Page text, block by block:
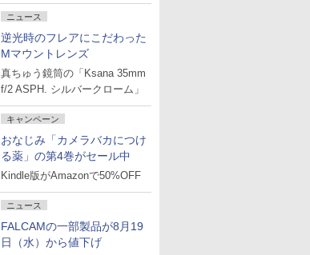
ニュース
逆光時のフレアにこだわった
Mマウントレンズ
真ちゅう鏡筒の「Ksana 35mm
f/2 ASPH. シルバークローム」
キャンペーン
おなじみ「カメラバカにつけ
る薬」の第4巻がセール中
Kindle版がAmazonで50%OFF
ニュース
FALCAMの一部製品が8月19
日（水）から値下げ